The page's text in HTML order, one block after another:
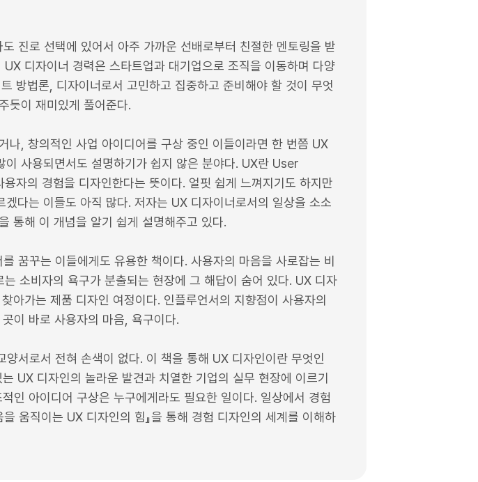
진로 선택에 있어서 아주 가까운 선배로부터 친절한 멘토링을 받
디자이너 경력은 스타트업과 대기업으로 조직을 이동하며 다양
방법론, 디자이너로서 고민하고 집중하고 준비해야 할 것이 무엇
듯이 재미있게 풀어준다.
나, 창의적인 사업 아이디어를 구상 중인 이들이라면 한 번쯤 UX
사용되면서도 설명하기가 쉽지 않은 분야다. UX란 User
자의 경험을 디자인한다는 뜻이다. 얼핏 쉽게 느껴지기도 하지만
다는 이들도 아직 많다. 저자는 UX 디자이너로서의 일상을 소소
통해 이 개념을 알기 쉽게 설명해주고 있다.
꿈꾸는 이들에게도 유용한 책이다. 사용자의 마음을 사로잡는 비
소비자의 욕구가 분출되는 현장에 그 해답이 숨어 있다. UX 디자
아가는 제품 디자인 여정이다. 인플루언서의 지향점이 사용자의
이 바로 사용자의 마음, 욕구이다.
서로서 전혀 손색이 없다. 이 책을 통해 UX 디자인이란 무엇인
UX 디자인의 놀라운 발견과 치열한 기업의 실무 현장에 이르기
인 아이디어 구상은 누구에게라도 필요한 일이다. 일상에서 경험
움직이는 UX 디자인의 힘』을 통해 경험 디자인의 세계를 이해하